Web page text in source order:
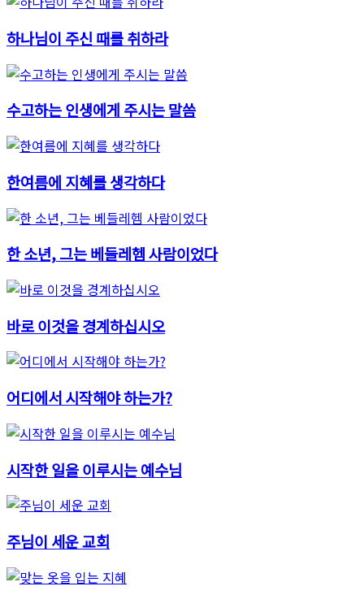
하나님이 주신 때를 취하라
수고하는 인생에게 주시는 말씀
한여름에 지혜를 생각하다
한 소년, 그는 베들레헴 사람이었다
바로 이것을 경계하십시오
어디에서 시작해야 하는가?
시작한 일을 이루시는 예수님
주님이 세운 교회